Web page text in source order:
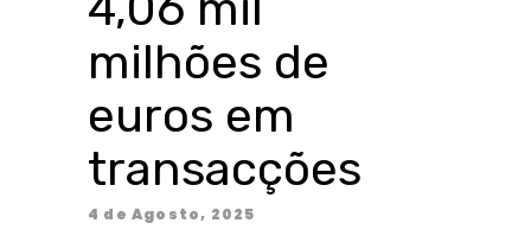
milhões de
euros em
transacções
4 de Agosto, 2025